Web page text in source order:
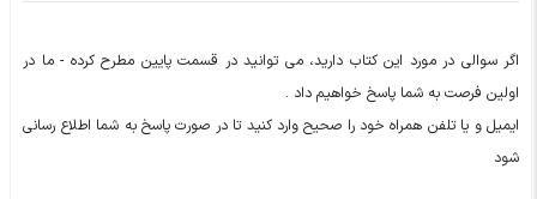
اگر سوالی در مورد این کتاب دارید، می توانید در قسمت پایین مطرح کرده - ما در
اولین فرصت به شما پاسخ خواهیم داد .
ایمیل و یا تلفن همراه خود را صحیح وارد کنید تا در صورت پاسخ به شما اطلاع رسانی
شود